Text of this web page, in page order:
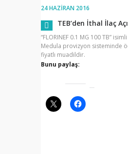
24 HAZIRAN 2016
TEB’den İthal İlaç
“FLORINEF 0.1 MG 100 TB”
Medula provizyon sisteminde
fiyatlı muadildir.
Bunu paylaş: